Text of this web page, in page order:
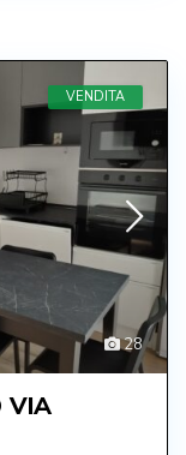
28
VENDITA
VIA